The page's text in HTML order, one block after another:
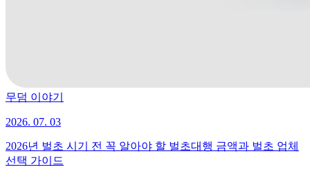
무덤 이야기
2026. 07. 03
2026년 벌초 시기 전 꼭 알아야 할 벌초대행 금액과 벌초 업체
선택 가이드